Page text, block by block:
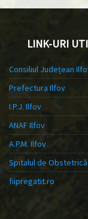
LINK-URI
Consiliul Județean
Prefectura Ilfov
I.P.J. Ilfov
ANAF Ilfov
A.P.M. Ilfov
Spitalul de
fiipregatit.ro